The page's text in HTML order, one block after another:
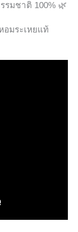
มชาติ 100% 🌿
มระเหยแท้